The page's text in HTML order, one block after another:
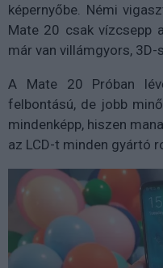
képernyőbe. Némi
Mate 20 csak vízcsepp
már van villámgyors, 3D-
A Mate 20 Próban
felbontású, de jobb
mindenképp, hiszen
az LCD-t minden gyártó